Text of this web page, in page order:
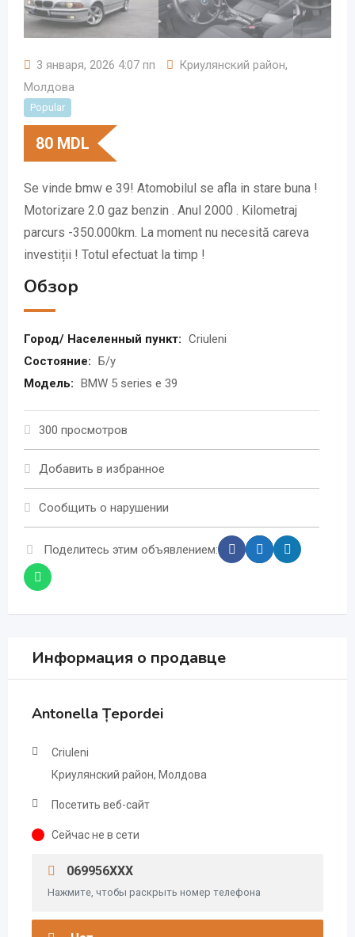
3 января, 2026 4:07 пп Криулянский район,
Молдова
Popular
80 MDL
Se vinde bmw e 39! Atomobilul se afla in stare buna !
Motorizare 2.0 gaz benzin . Anul 2000 . Kilometraj
parcurs -350.000km. La moment nu necesită careva
investiții ! Totul efectuat la timp !
Обзор
Город/ Населенный пункт: Criuleni
Состояние: Б/у
Модель: BMW 5 series e 39
300 просмотров
Добавить в избранное
Сообщить о нарушении
Поделитесь этим объявлением:
Информация о продавце
Antonella Țepordei
Criuleni
Криулянский район, Молдова
Посетить веб-сайт
Сейчас не в сети
069956XXX
Нажмите, чтобы раскрыть номер телефона